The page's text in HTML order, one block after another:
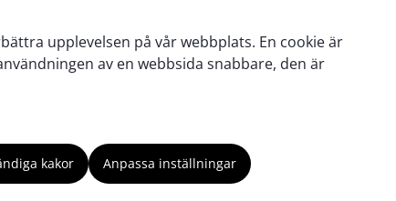
upplevelsen på vår webbplats. En cookie är
av en webbsida snabbare, den är
kakor Anpassa inställningar